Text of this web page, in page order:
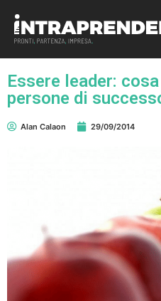
Essere leader:
persone di
Alan Calaon 29/09/2014